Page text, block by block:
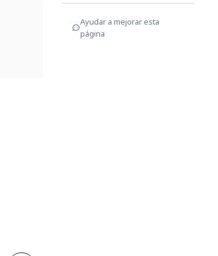
Ayudar a mejorar esta
página